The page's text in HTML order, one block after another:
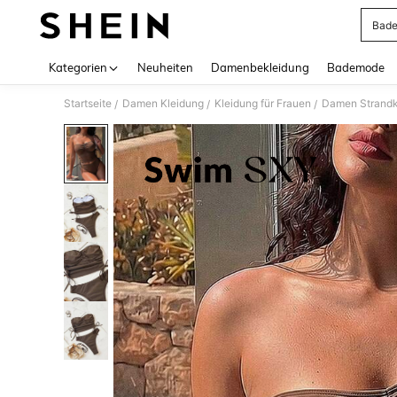
Kategorien Neuheiten Damenbekleidung Bademode
Startseite / Damen Kleidung / Kleidung für Frauen / Damen